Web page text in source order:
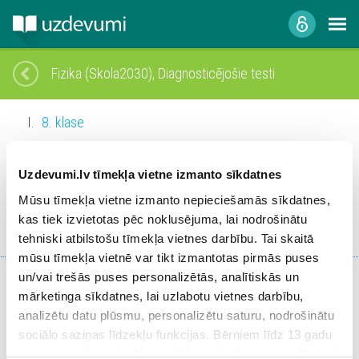
Uzdevumi.lv tīmekļa vietne izmanto sīkdatnes
Mūsu tīmekļa vietne izmanto nepieciešamās sīkdatnes,
kas tiek izvietotas pēc noklusējuma, lai nodrošinātu
tehniski atbilstošu tīmekļa vietnes darbību. Tai skaitā
mūsu tīmekļa vietnē var tikt izmantotas pirmās puses
un/vai trešās puses personalizētās, analītiskās un
mārketinga sīkdatnes, lai uzlabotu vietnes darbību,
analizētu datu plūsmu, personalizētu saturu, nodrošinātu
sociālo saziņas līdzekļu funkcijas. Bērniem līdz 13 gadu
vecumam pirms izvēles veikšanas ir jāprasa vecāka vai
Fizika (Skola2030), Diagnosticējošie testi
8. klase
Fizika II
Fizika II